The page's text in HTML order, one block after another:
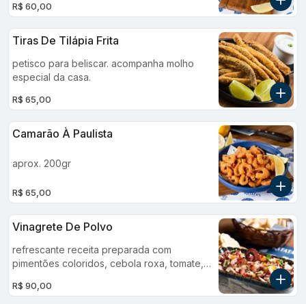
R$ 60,00
Tiras De Tilápia Frita
petisco para beliscar. acompanha molho
especial da casa.
R$ 65,00
Camarão À Paulista
aprox. 200gr
R$ 65,00
Vinagrete De Polvo
refrescante receita preparada com
pimentões coloridos, cebola roxa, tomate,
harmonia refrescante de sabores e texturas,
R$ 90,00